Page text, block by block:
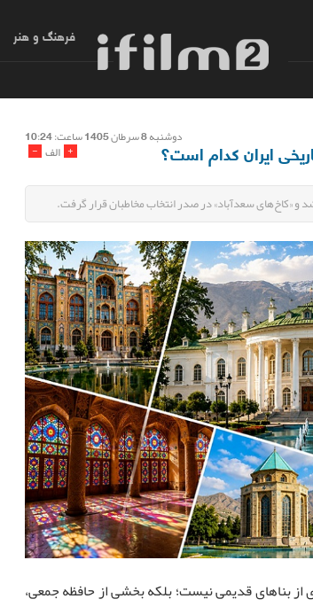
فرهنگ و هنر
دوشنبه 8 سرطان 1405 ساعت: 10:24
- الف + ایران کدام است؟
بناهای قدیمی نیست؛ بلکه بخشی از حافظه جمعی،